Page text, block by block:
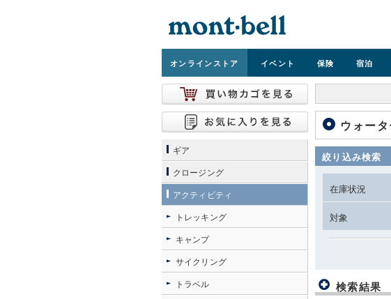
オンラインストア イベント 保険 宿泊
ウォー
絞り込み検索
在庫状況
対象
検索結果
ギア
クロージング
アクティビティ
トレッキング
キャンプ
サイクリング
トラベル